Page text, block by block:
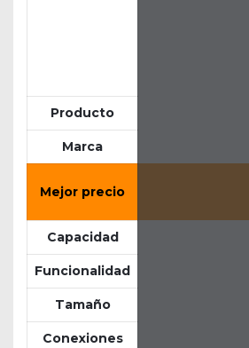
Producto
Marca
Mejor precio
Capacidad
Funcionalidad
Tamaño
Conexiones